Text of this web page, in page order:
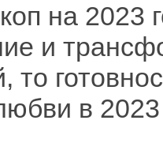
на 2023
и
то
в 2023